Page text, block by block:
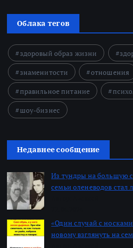
Облака тегов
здоровый образ жизни
знаменитости
отношения
правильное питание
шоу-бизнес
Недавнее сообщение
Из тундры на большую
семьи оленеводов стал
«Один случай с
новому взглянуть на